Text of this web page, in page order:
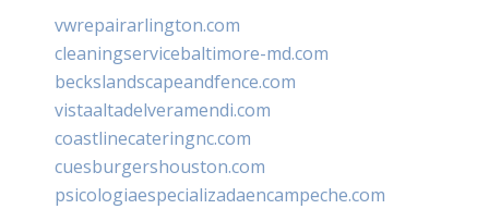
vwrepairarlington.com
cleaningservicebaltimore-md.com
beckslandscapeandfence.com
vistaaltadelveramendi.com
coastlinecateringnc.com
cuesburgershouston.com
psicologiaespecializadaencampeche.com